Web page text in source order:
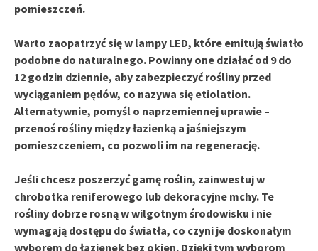
pomieszczeń.
Warto zaopatrzyć się w lampy LED, które emitują światło
podobne do naturalnego. Powinny one działać od 9 do
12 godzin dziennie, aby zabezpieczyć rośliny przed
wyciąganiem pędów, co nazywa się etiolation.
Alternatywnie, pomyśl o naprzemiennej uprawie –
przenoś rośliny między łazienką a jaśniejszym
pomieszczeniem, co pozwoli im na regenerację.
Jeśli chcesz poszerzyć gamę roślin, zainwestuj w
chrobotka reniferowego lub dekoracyjne mchy. Te
rośliny dobrze rosną w wilgotnym środowisku i nie
wymagają dostępu do światła, co czyni je doskonałym
wyborem do łazienek bez okien. Dzięki tym wyborom